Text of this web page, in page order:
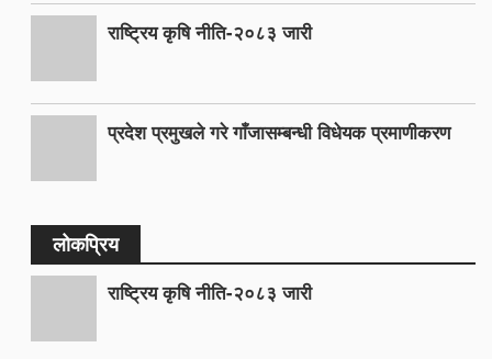
राष्ट्रिय कृषि नीति-२०८३ जारी
प्रदेश प्रमुखले गरे गाँजासम्बन्धी विधेयक प्रमाणीकरण
लोकप्रिय
राष्ट्रिय कृषि नीति-२०८३ जारी